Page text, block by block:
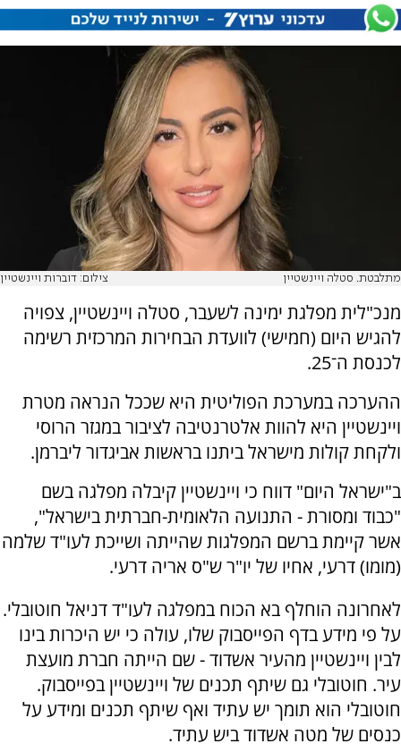
מתלבטת. סטלה ויינשטיין צילום: דוברות ויינשטיין
מנכ"לית מפלגת ימינה לשעבר, סטלה ויינשטיין, צפויה
להגיש היום (חמישי) לוועדת הבחירות המרכזית רשימה
לכנסת ה־25.
ההערכה במערכת הפוליטית היא שככל הנראה מטרת
ויינשטיין היא להוות אלטרנטיבה לציבור במגזר הרוסי
ולקחת קולות מישראל ביתנו בראשות אביגדור ליברמן.
ב"ישראל היום" דווח כי ויינשטיין קיבלה מפלגה בשם
"כבוד ומסורת - התנועה הלאומית-חברתית בישראל",
אשר קיימת ברשם המפלגות שהייתה ושייכת לעו"ד שלמה
(מומו) דרעי, אחיו של יו"ר ש"ס אריה דרעי.
לאחרונה הוחלף בא הכוח במפלגה לעו"ד דניאל חוטובלי.
על פי מידע בדף הפייסבוק שלו, עולה כי יש היכרות בינו
לבין ויינשטיין מהעיר אשדוד - שם הייתה חברת מועצת
עיר. חוטובלי גם שיתף תכנים של ויינשטיין בפייסבוק.
חוטובלי הוא תומך יש עתיד ואף שיתף תכנים ומידע על
כנסים של מטה אשדוד ביש עתיד.